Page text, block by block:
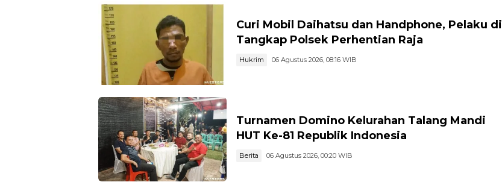
Curi Mobil Daihatsu dan Handphone, Pelaku di
Tangkap Polsek Perhentian Raja
Hukrim 06 Agustus 2026, 08:16 WIB
Turnamen Domino Kelurahan Talang Mandi
HUT Ke-81 Republik Indonesia
Berita 06 Agustus 2026, 00:20 WIB